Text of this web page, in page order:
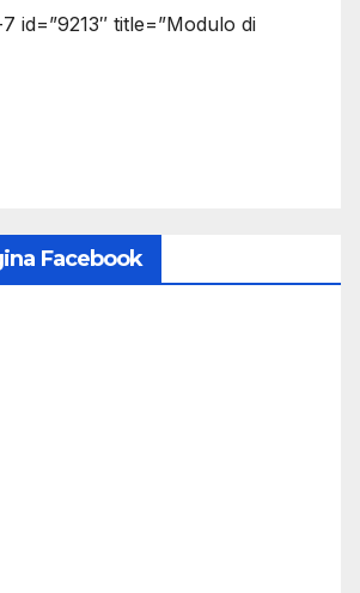
id=”9213″ title=”Modulo di
Facebook